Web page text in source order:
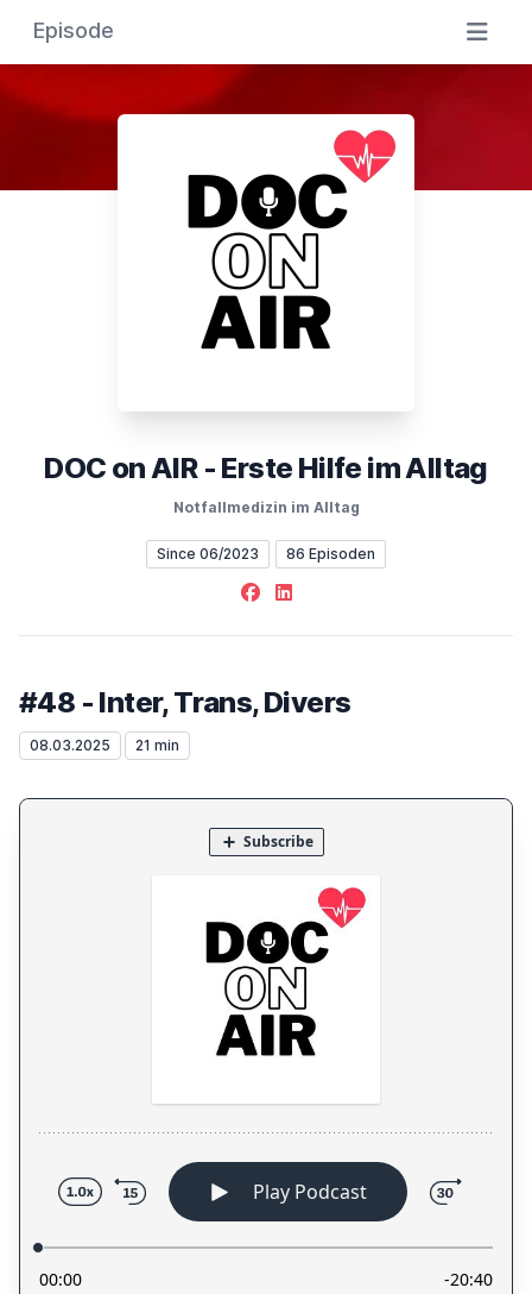
Episode
DOC on AIR - Erste Hilfe im Alltag
Notfallmedizin im Alltag
Since 06/2023 86 Episoden
Facebook
LinkedIn
#48 - Inter, Trans, Divers
08.03.2025 21 min